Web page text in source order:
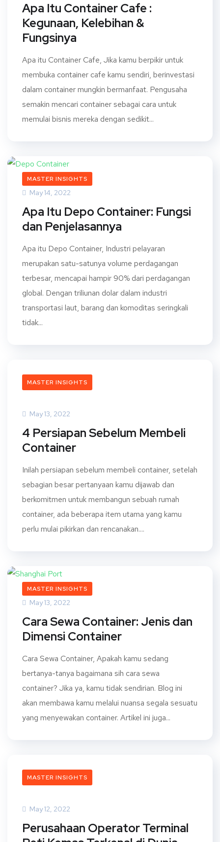
Apa Itu Container Cafe :
Kegunaan, Kelebihan &
Fungsinya
Apa itu Container Cafe, Jika kamu berpikir untuk
membuka container cafe kamu sendiri, berinvestasi
dalam container mungkin bermanfaat. Pengusaha
semakin mencari container sebagai cara untuk
memulai bisnis mereka dengan sedikit...
MASTER INSIGHTS
May 14, 2022
Apa Itu Depo Container: Fungsi
dan Penjelasannya
Apa itu Depo Container, Industri pelayaran
merupakan satu-satunya volume perdagangan
terbesar, mencapai hampir 90% dari perdagangan
global. Dengan triliunan dolar dalam industri
transportasi laut, barang dan komoditas seringkali
tidak...
MASTER INSIGHTS
May 13, 2022
4 Persiapan Sebelum Membeli
Container
Inilah persiapan sebelum membeli container, setelah
sebagian besar pertanyaan kamu dijawab dan
berkomitmen untuk membangun sebuah rumah
container, ada beberapa item utama yang kamu
perlu mulai pikirkan dan rencanakan....
MASTER INSIGHTS
May 13, 2022
Cara Sewa Container: Jenis dan
Dimensi Container
Cara Sewa Container, Apakah kamu sedang
bertanya-tanya bagaimana sih cara sewa
container? Jika ya, kamu tidak sendirian. Blog ini
akan membawa kamu melalui nuansa segala sesuatu
yang menyewakan container. Artikel ini juga...
MASTER INSIGHTS
May 12, 2022
Perusahaan Operator Terminal